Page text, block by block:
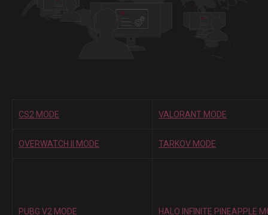
CS2 MODE VALORANT MODE
OVERWATCH II MODE TARKOV MODE
PUBG V2 MODE HALO INFINITE PINEAPPLE